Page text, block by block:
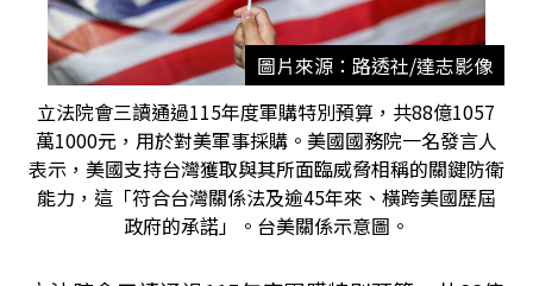
圖片來源：路透社/達志影像
立法院會三讀通過115年度軍購特別預算，共88億1057
萬1000元，用於對美軍事採購。美國國務院一名發言人
表示，美國支持台灣獲取與其所面臨威脅相稱的關鍵防衛
能力，這「符合台灣關係法及逾45年來、橫跨美國歷屆
政府的承諾」。台美關係示意圖。